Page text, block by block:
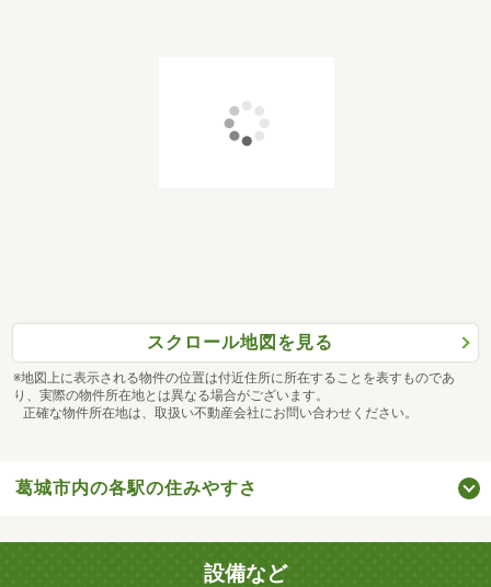
スクロール地図を見る
※地図上に表示される物件の位置は付近住所に所在することを表すものであ
り、実際の物件所在地とは異なる場合がございます。
正確な物件所在地は、取扱い不動産会社にお問い合わせください。
葛城市内の各駅の住みやすさ
設備など